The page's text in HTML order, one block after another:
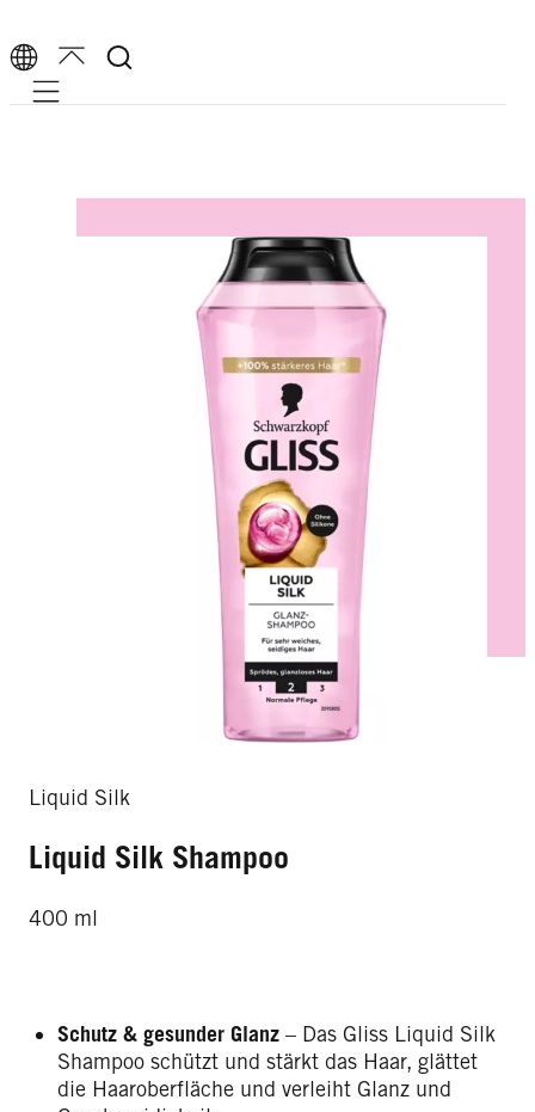
Mobile navigation
Liquid Silk
Liquid Silk Shampoo
400 ml
Schutz & gesunder Glanz – Das Gliss Liquid Silk
Shampoo schützt und stärkt das Haar, glättet
die Haaroberfläche und verleiht Glanz und